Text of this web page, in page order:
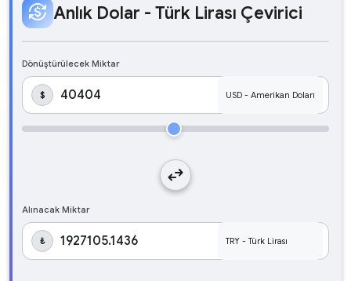
currency_exchange Anlık Dolar - Türk Lirası Çevirici
Dönüştürülecek Miktar
$
swap_horiz
Alınacak Miktar
₺